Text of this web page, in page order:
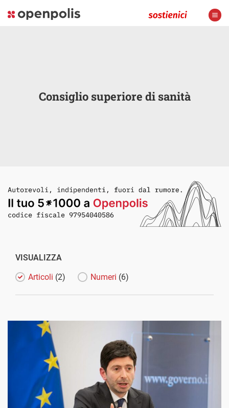
Consiglio superiore di sanità
VISUALIZZA
Articoli (2) Numeri (6)